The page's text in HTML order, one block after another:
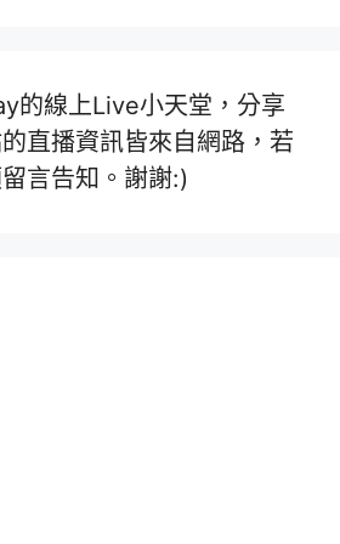
的線上Live小天堂，分享
直播資訊皆來自網路，若
言告知。謝謝:)